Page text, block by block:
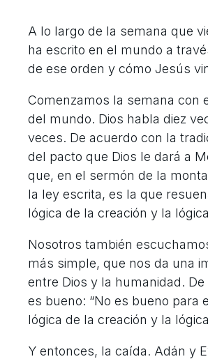
A lo largo de la semana que
ha escrito en el mundo a
de ese orden y cómo Jesús
Comenzamos la semana con
del mundo. Dios habla diez
veces. De acuerdo con la
del pacto que Dios le dará a
que, en el sermón de la
la ley escrita, es la que
lógica de la creación y la
Nosotros también
más simple, que nos da una
entre Dios y la humanidad.
es bueno: “No es bueno para
lógica de la creación y la
Y entonces, la caída. Adán y